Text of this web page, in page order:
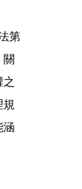
第
關
之
規
涵